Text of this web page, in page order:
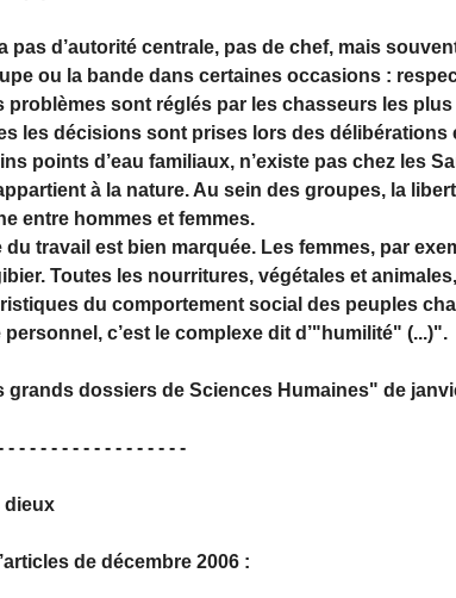
pas d’autorité centrale, pas de chef, mais
ou la bande dans certaines occasions :
problèmes sont réglés par les chasseurs les
les décisions sont prises lors des
points d’eau familiaux, n’existe pas chez les
à la nature. Au sein des groupes, la
entre hommes et femmes.
travail est bien marquée. Les femmes, par
Toutes les nourritures, végétales et
du comportement social des peuples
c’est le complexe dit d’"humilité" (...)".
grands dossiers de Sciences Humaines" de
- - - - - - - - - - - - - - - - -
dieux
de décembre 2006 :